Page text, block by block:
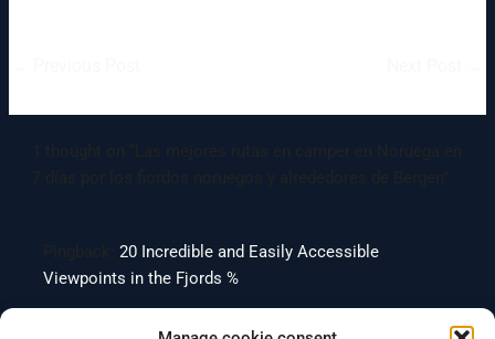
Pingback:20 Incredible and Easily Accessible
Viewpoints in the Fjords %